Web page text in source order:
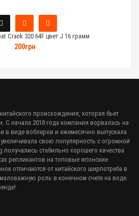
Crank 320 64F цвет J 16 грамм
200грн
происхождения, которая бьет
С начала 2018 года компания ворвалась на
в виде воблеров и ежемесячно выпускала
свою популярность с огромной
стабильно хорошего качества
репликантов на топовые японские
отличаются от китайского ширпотреба в
роль в конечном счете на воде.